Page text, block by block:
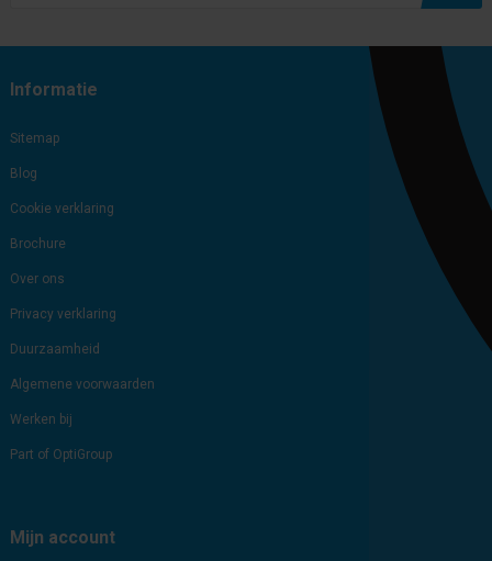
Informatie
Sitemap
Blog
Cookie verklaring
Brochure
Over ons
Privacy verklaring
Duurzaamheid
Algemene voorwaarden
Werken bij
Part of OptiGroup
Mijn account